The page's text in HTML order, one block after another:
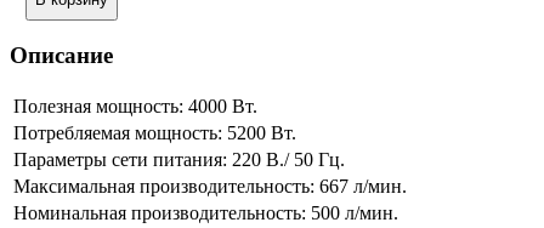
Описание
Полезная мощность: 4000 Вт.
Потребляемая мощность: 5200 Вт.
Параметры сети питания: 220 В./ 50 Гц.
Максимальная производительность: 667 л/мин.
Номинальная производительность: 500 л/мин.